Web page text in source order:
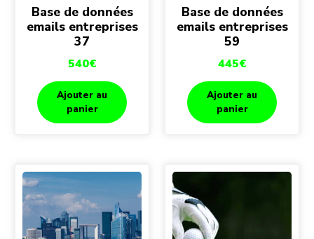
Base de données
emails entreprises
37
540€
Ajouter au
panier
Base de données
emails entreprises
59
445€
Ajouter au
panier